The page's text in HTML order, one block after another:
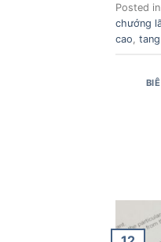
Posted in
chướng
cao